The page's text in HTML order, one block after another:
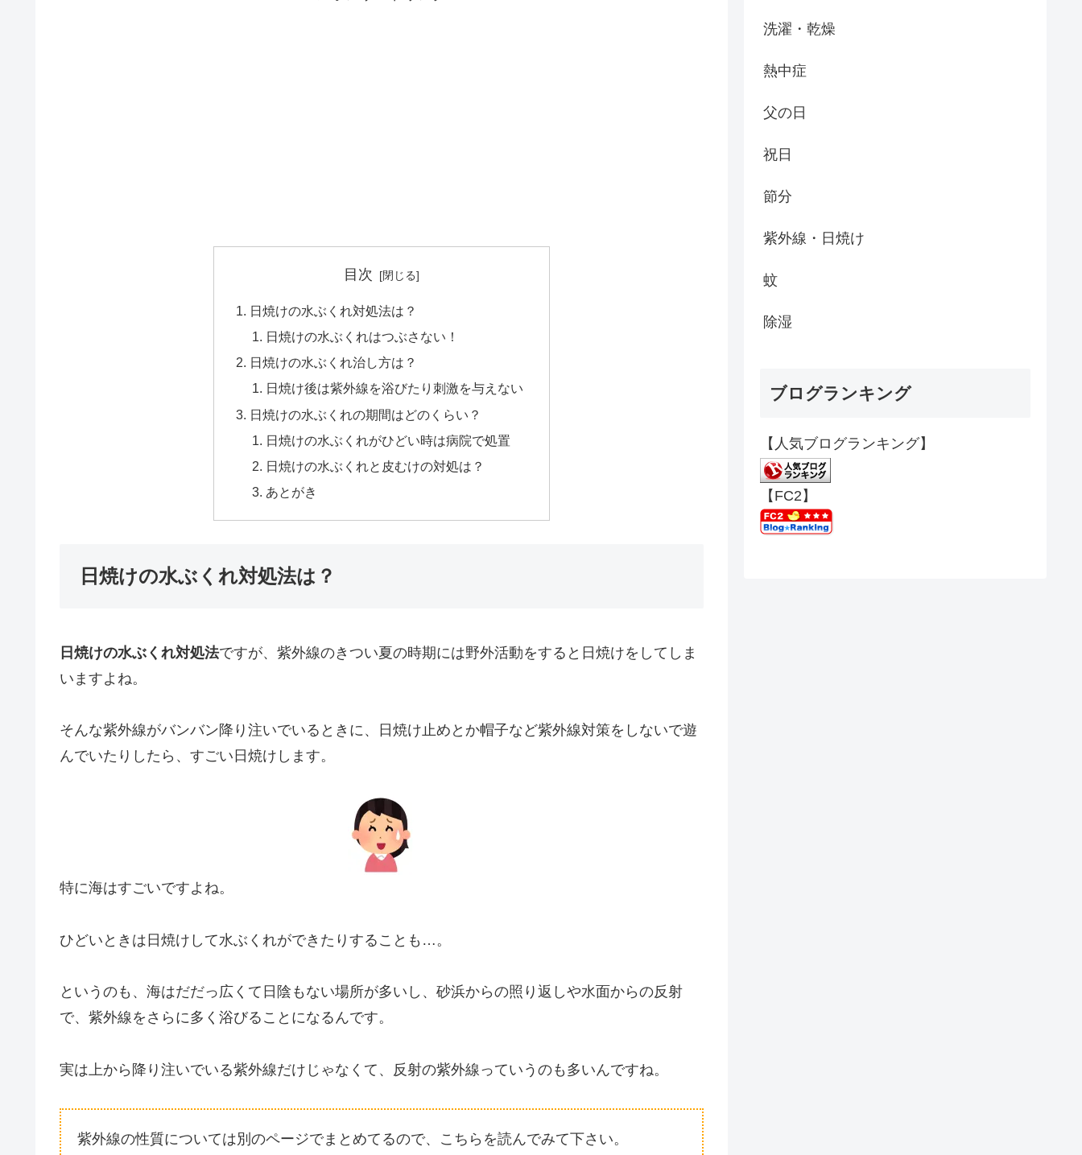
目次
日焼けの水ぶくれ対処法は？
日焼けの水ぶくれはつぶさない！
日焼けの水ぶくれ治し方は？
日焼け後は紫外線を浴びたり刺激を与えない
日焼けの水ぶくれの期間はどのくらい？
日焼けの水ぶくれがひどい時は病院で処置
日焼けの水ぶくれと皮むけの対処は？
あとがき
日焼けの水ぶくれ対処法は？
日焼けの水ぶくれ対処法ですが、紫外線のきつい夏の時期には野外活動をすると日焼けをしてしま
いますよね。
そんな紫外線がバンバン降り注いでいるときに、日焼け止めとか帽子など紫外線対策をしないで遊
んでいたりしたら、すごい日焼けします。
特に海はすごいですよね。
ひどいときは日焼けして水ぶくれができたりすることも…。
というのも、海はだだっ広くて日陰もない場所が多いし、砂浜からの照り返しや水面からの反射
で、紫外線をさらに多く浴びることになるんです。
実は上から降り注いでいる紫外線だけじゃなくて、反射の紫外線っていうのも多いんですね。
紫外線の性質については別のページでまとめてるので、こちらを読んでみて下さい。
洗濯・乾燥
熱中症
父の日
祝日
節分
紫外線・日焼け
蚊
除湿
ブログランキング
【人気ブログランキング】
【FC2】